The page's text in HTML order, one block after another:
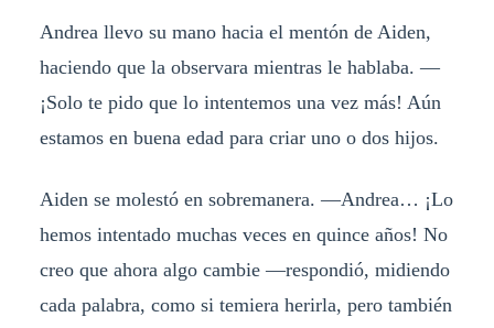
Andrea llevo su mano hacia el mentón de Aiden,
haciendo que la observara mientras le hablaba. —
¡Solo te pido que lo intentemos una vez más! Aún
estamos en buena edad para criar uno o dos hijos.
Aiden se molestó en sobremanera. —Andrea… ¡Lo
hemos intentado muchas veces en quince años! No
creo que ahora algo cambie —respondió, midiendo
cada palabra, como si temiera herirla, pero también